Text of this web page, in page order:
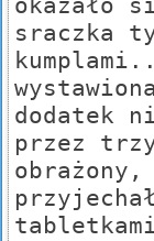
sraczka
dodatek
przez